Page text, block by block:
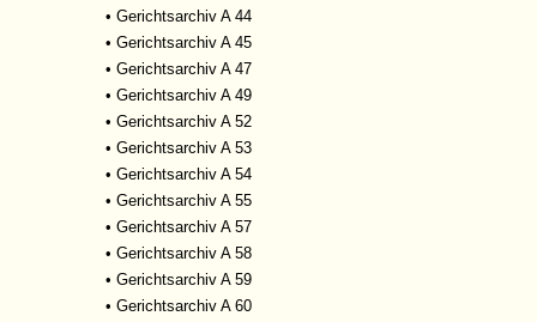
• Gerichtsarchiv A 44
• Gerichtsarchiv A 45
• Gerichtsarchiv A 47
• Gerichtsarchiv A 49
• Gerichtsarchiv A 52
• Gerichtsarchiv A 53
• Gerichtsarchiv A 54
• Gerichtsarchiv A 55
• Gerichtsarchiv A 57
• Gerichtsarchiv A 58
• Gerichtsarchiv A 59
• Gerichtsarchiv A 60